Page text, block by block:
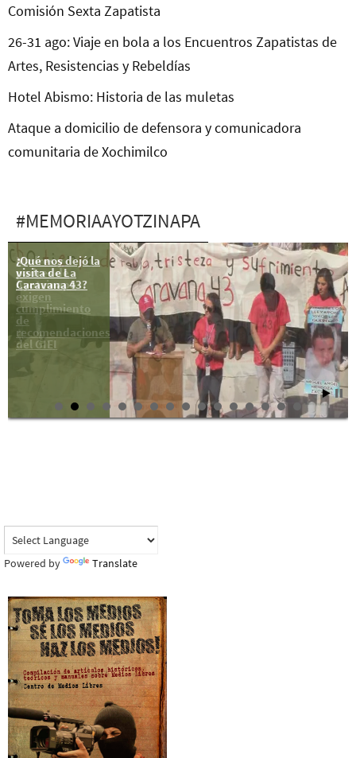
Comisión Sexta Zapatista
26-31 ago: Viaje en bola a los Encuentros Zapatistas de
Artes, Resistencias y Rebeldías
Hotel Abismo: Historia de las muletas
Ataque a domicilio de defensora y comunicadora
comunitaria de Xochimilco
#MEMORIAAYOTZINAPA
¿Qué nos dejó la
visita de La
Caravana 43?
Madres y
padres de
Ayotzinapa
exigen
cumplimiento
de
recomendaciones
del GIEI
Powered by Translate